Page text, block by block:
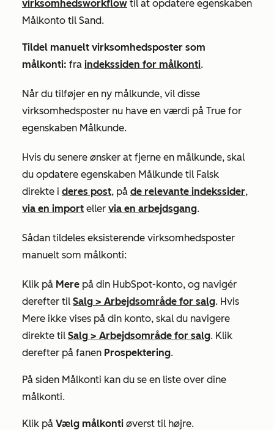
virksomhedsworkflow til at opdatere egenskaben
Målkonto til Sand.
Tildel manuelt virksomhedsposter som
målkonti: fra indekssiden for målkonti.
Når du tilføjer en ny målkunde, vil disse
virksomhedsposter nu have en værdi på True for
egenskaben Målkunde.
Hvis du senere ønsker at fjerne en målkunde, skal
du opdatere egenskaben Målkunde til Falsk
direkte i deres post, på de relevante indekssider,
via en import eller via en arbejdsgang.
Sådan tildeles eksisterende virksomhedsposter
manuelt som målkonti:
Klik på Mere på din HubSpot-konto, og navigér
derefter til Salg > Arbejdsområde for salg. Hvis
Mere ikke vises på din konto, skal du navigere
direkte til Salg > Arbejdsområde for salg. Klik
derefter på fanen Prospektering.
På siden Målkonti kan du se en liste over dine
målkonti.
Klik på Vælg målkonti øverst til højre.